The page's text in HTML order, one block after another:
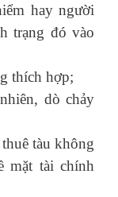
hay người
trạng đó vào
thích hợp;
dò chảy
tàu không
mặt tài chính